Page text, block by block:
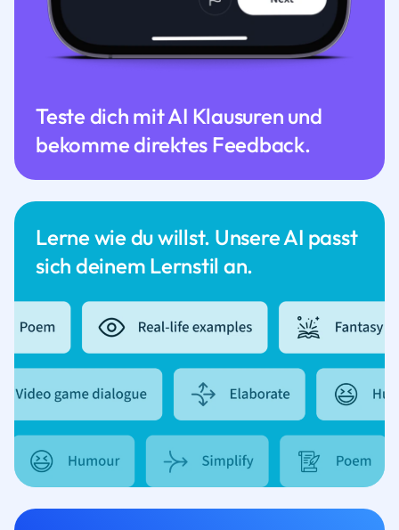
Lerne wie du willst. Unsere AI passt
sich deinem Lernstil an.
Teste dich mit AI Klausuren und
bekomme direktes Feedback.